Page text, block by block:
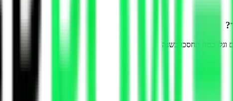
וגלו כמה תחסכו בשנה